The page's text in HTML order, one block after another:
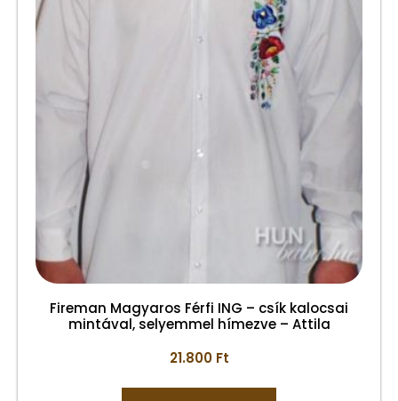
Fireman Magyaros Férfi ING – csík kalocsai
mintával, selyemmel hímezve – Attila
21.800 Ft